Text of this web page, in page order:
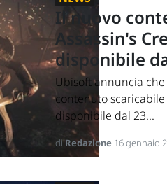
Il nuovo
Assassin's
disponibile
Ubisoft annuncia
contenuto scaricabile
disponibile dal 23...
diRedazione 16 gennaio